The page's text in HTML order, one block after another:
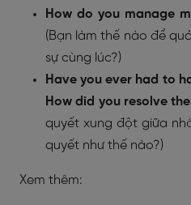
How do you manage
(Bạn làm thế nào để
sự cùng lúc?)
Have you ever had to
How did you resolve
quyết xung đột giữa
quyết như thế nào?)
Xem thêm: